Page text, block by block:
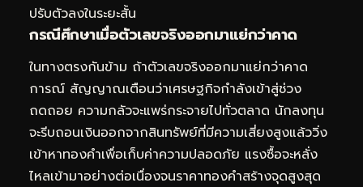
ปรับตัวลงในระยะสั้น
กรณีศึกษาเมื่อตัวเลขจริงออกมาแย่กว่าคาด
ในทางตรงกันข้าม ถ้าตัวเลขจริงออกมาแย่กว่าคาด
การณ์ สัญญาณเตือนว่าเศรษฐกิจกำลังเข้าสู่ช่วง
ถดถอย ความกลัวจะแพร่กระจายไปทั่วตลาด นักลงทุน
จะรีบถอนเงินออกจากสินทรัพย์ที่มีความเสี่ยงสูงแล้ววิ่ง
เข้าหาทองคำเพื่อเก็บค่าความปลอดภัย แรงซื้อจะหลั่ง
ไหลเข้ามาอย่างต่อเนื่องจนราคาทองคำสร้างจุดสูงสุด